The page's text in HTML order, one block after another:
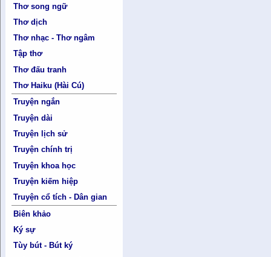
Thơ song ngữ
Thơ dịch
Thơ nhạc - Thơ ngâm
Tập thơ
Thơ đấu tranh
Thơ Haiku (Hài Cú)
Truyện ngắn
Truyện dài
Truyện lịch sử
Truyện chính trị
Truyện khoa học
Truyện kiếm hiệp
Truyện cổ tích - Dân gian
Biên khảo
Ký sự
Tùy bút - Bút ký